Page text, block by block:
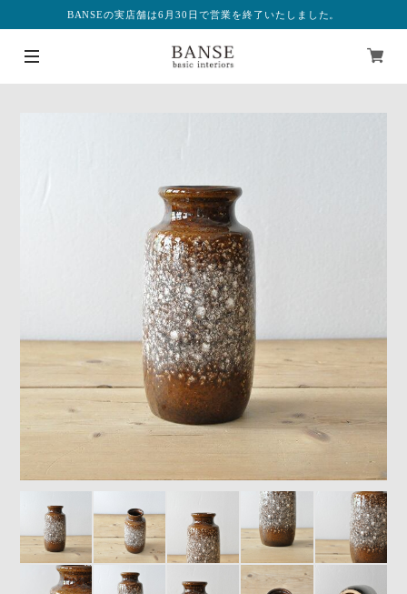
BANSEの実店舗は6月30日で営業を終了いたしました。